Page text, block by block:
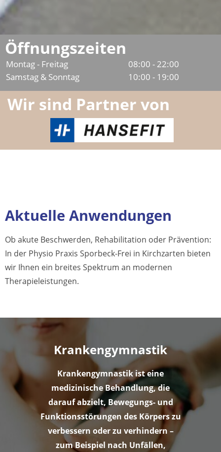
Öffnungszeiten
Montag - Freitag
08:00 - 22:00
Samstag & Sonntag
10:00 - 19:00
Wir sind Partner von
Aktuelle Anwendungen
Ob akute Beschwerden, Rehabilitation oder Prävention:
In der Physio Praxis Sporbeck-Frei in Kirchzarten bieten
wir Ihnen ein breites Spektrum an modernen
Therapieleistungen.
Krankengymnastik
Krankengymnastik ist eine
medizinische Behandlung, die
darauf abzielt, Bewegungs- und
Funktionsstörungen des Körpers zu
verbessern oder zu verhindern –
zum Beispiel nach Unfällen,